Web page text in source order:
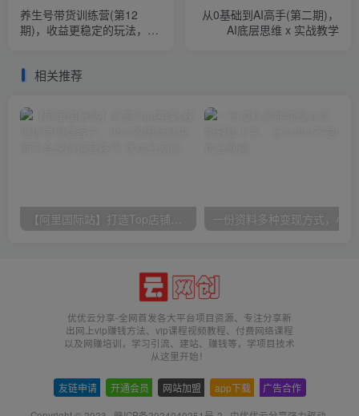
养生号带货训练营(第12
期)，收益更稳定的玩法，让
从0基础到AI高手(第二期)，
AI底层思维 x 实战教学
相关推荐
优优云分享-全网首发各大平台项目资源、专注分享新
出网上vip赚钱方法、vip课程视频教程、付费网络课程
以及网赚培训，学习引流、建站、赚钱等，学项目技术
从这里开始！
友链申请 开通会员 网站加盟 app下载 广告合作